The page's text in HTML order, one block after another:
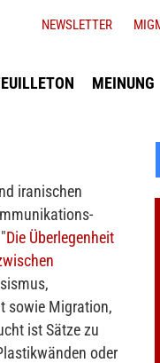
MEINUNG
NEWSLETTER
iranischen
Die Überlegenheit
sowie Migration,
ist Sätze zu
oder